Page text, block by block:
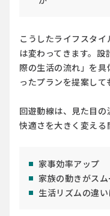
こうしたライフスタ
は変わってきます。
際の生活の流れ」を
ったプランを提案して
回遊動線は、見た目
快適さを大きく変える
家事効率アップ
家族の動きがス
生活リズムの違